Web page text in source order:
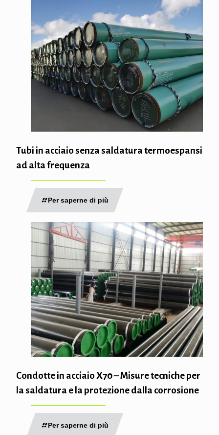
Tubi in acciaio senza saldatura termoespansi
ad alta frequenza
Per saperne di più
Condotte in acciaio X70 – Misure tecniche per
la saldatura e la protezione dalla corrosione
Per saperne di più